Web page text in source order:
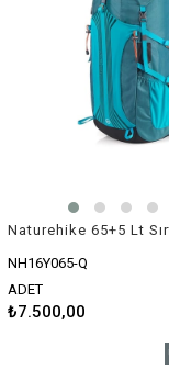
NH16Y065-Q
ADET
₺7.500,00